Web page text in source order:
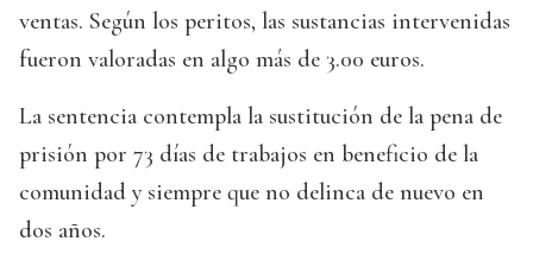
ventas. Según los peritos, las sustancias intervenidas
fueron valoradas en algo más de 3.00 euros.
La sentencia contempla la sustitución de la pena de
prisión por 73 días de trabajos en beneficio de la
comunidad y siempre que no delinca de nuevo en
dos años.